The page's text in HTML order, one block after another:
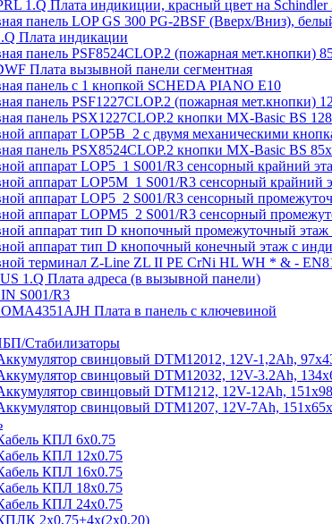
1.Q Плата индикиции, красный цвет на Schindler
панель LOP GS 300 PG-2BSF (Вверх/Вниз),
Плата индикации
панель PSF8524CLOP.2 (пожарная мет.кнопки)
Плата вызывной панели сегментная
панель с 1 кнопкой SCHEDA PIANO E10
панель PSF1227CLOP.2 (пожарная мет.кнопки)
панель PSX1227CLOP.2 кнопки MX-Basic BS
аппарат LOP5B_2 с двумя механическими
панель PSX8524CLOP.2 кнопки MX-Basic BS
аппарат LOP5_1 S001/R3 сенсорный крайний
аппарат LOP5M_1 S001/R3 сенсорный крайний
аппарат LOP5_2 S001/R3 сенсорный
аппарат LOPM5_2 S001/R3 сенсорный
аппарат тип D кнопочный промежуточный этаж
аппарат тип D кнопочный конечный этаж с
терминал Z-Line ZL II PE CrNi HL WH * & -
1.Q Плата адреса (в вызывной панели)
S001/R3
Плата в панель с ключевиной
Стабилизаторы
свинцовый DTM12012, 12V-1,2Ah,
свинцовый DTM12032, 12V-3.2Ah,
свинцовый DTM1212, 12V-12Ah,
свинцовый DTM1207, 12V-7Ah,
КПЛ 6х0.75
КПЛ 12х0.75
КПЛ 16х0.75
КПЛ 18х0.75
КПЛ 24х0.75
2х0,75+4х(2х0,20)